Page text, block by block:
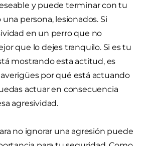
y puede terminar con tu
persona, lesionados. Si
en un perro que no
que lo dejes tranquilo. Si es tu
mostrando esta actitud, es
por qué está actuando
actuar en consecuencia
agresividad.
no ignorar una agresión puede